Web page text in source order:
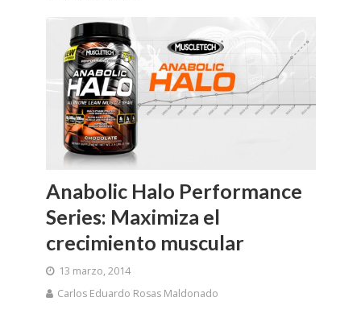
Anabolic Halo Performance
Series: Maximiza el
crecimiento muscular
13 marzo, 2014
Carlos Eduardo Rosas Maldonado